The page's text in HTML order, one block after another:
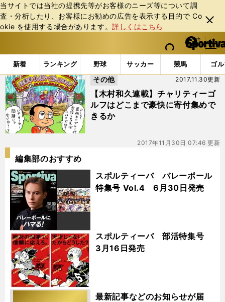
当サイトでは当社の提携先等がお客様のニーズ等について調
査・分析したり、お客様にお勧めの広告を表⽰する⽬的で Co
okie を使⽤する場合があります。詳しくはこちら
閉じ
る
web Sportiva (webスポルティーバ)
検索
マイペ
ー
ジ
メニュ
新着 ランキング 野球 サッカー 競馬 ゴ
b
ス
ポ
ル
テ
ィ
ー
バ
「#ニアピンコンテスト」の最新ニュース・ 情報
【木村和久連載】チャリティーゴ
ルフはどこまで豪快に寄付集めで
きるか
2017.11.30更新
その他
2017年11月30日 07:46 更新
編集部のおすすめ
スポルティーバ バレーボール
特集号 Vol.4 6月30日発売
スポルティーバ 部活特集号
3月16日発売
最新記事などのお知らせが届